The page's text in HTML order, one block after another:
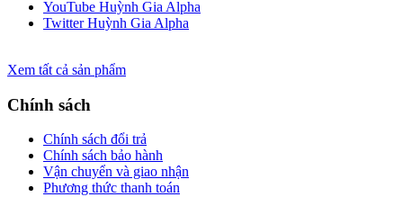
YouTube Huỳnh Gia Alpha
Twitter Huỳnh Gia Alpha
Xem tất cả sản phẩm
Chính sách
Chính sách đổi trả
Chính sách bảo hành
Vận chuyển và giao nhận
Phương thức thanh toán